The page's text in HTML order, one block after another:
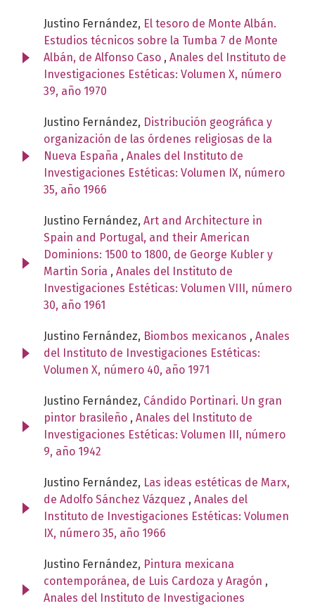
Justino Fernández, El tesoro de Monte Albán.
Estudios técnicos sobre la Tumba 7 de Monte
Albán, de Alfonso Caso , Anales del Instituto de
Investigaciones Estéticas: Volumen X, número
39, año 1970
Justino Fernández, Distribución geográfica y
organización de las órdenes religiosas de la
Nueva España , Anales del Instituto de
Investigaciones Estéticas: Volumen IX, número
35, año 1966
Justino Fernández, Art and Architecture in
Spain and Portugal, and their American
Dominions: 1500 to 1800, de George Kubler y
Martin Soria , Anales del Instituto de
Investigaciones Estéticas: Volumen VIII, número
30, año 1961
Justino Fernández, Biombos mexicanos , Anales
del Instituto de Investigaciones Estéticas:
Volumen X, número 40, año 1971
Justino Fernández, Cándido Portinari. Un gran
pintor brasileño , Anales del Instituto de
Investigaciones Estéticas: Volumen III, número
9, año 1942
Justino Fernández, Las ideas estéticas de Marx,
de Adolfo Sánchez Vázquez , Anales del
Instituto de Investigaciones Estéticas: Volumen
IX, número 35, año 1966
Justino Fernández, Pintura mexicana
contemporánea, de Luis Cardoza y Aragón ,
Anales del Instituto de Investigaciones